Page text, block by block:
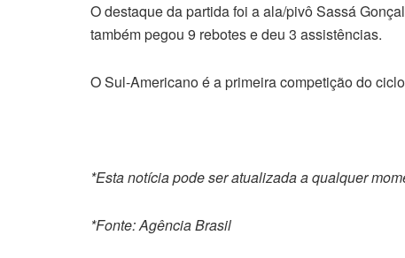
O destaque da partida foi a ala/pivô Sassá
também pegou 9 rebotes e deu 3 assistências.
O Sul-Americano é a primeira competição do
*Esta notícia pode ser atualizada a qualquer
*Fonte: Agência Brasil